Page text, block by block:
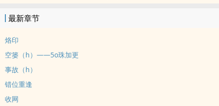
最新章节
烙印
空篓（h）——5o珠加更
事故（h）
错位重逢
收网